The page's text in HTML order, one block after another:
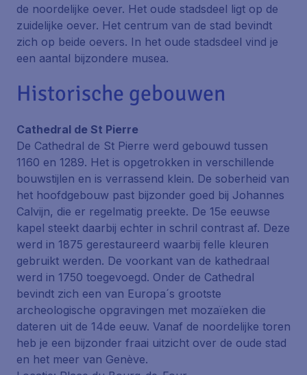
de noordelijke oever. Het oude stadsdeel ligt op de
zuidelijke oever. Het centrum van de stad bevindt
zich op beide oevers. In het oude stadsdeel vind je
een aantal bijzondere musea.
Historische gebouwen
Cathedral de St Pierre
De Cathedral de St Pierre werd gebouwd tussen
1160 en 1289. Het is opgetrokken in verschillende
bouwstijlen en is verrassend klein. De soberheid van
het hoofdgebouw past bijzonder goed bij Johannes
Calvijn, die er regelmatig preekte. De 15e eeuwse
kapel steekt daarbij echter in schril contrast af. Deze
werd in 1875 gerestaureerd waarbij felle kleuren
gebruikt werden. De voorkant van de kathedraal
werd in 1750 toegevoegd. Onder de Cathedral
bevindt zich een van Europa´s grootste
archeologische opgravingen met mozaïeken die
dateren uit de 14de eeuw. Vanaf de noordelijke toren
heb je een bijzonder fraai uitzicht over de oude stad
en het meer van Genève.